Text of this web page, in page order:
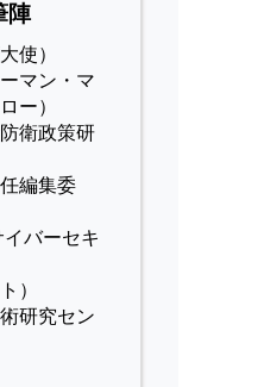
陣
使）
マン・マ
ー）
衛政策研
編集委
バーセキ
）
研究セン